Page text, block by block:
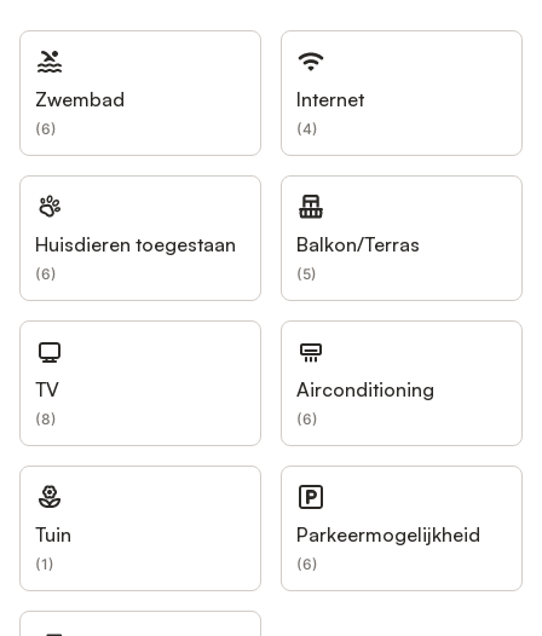
Zwembad
(6)
Internet
(4)
Huisdieren toegestaan
(6)
Balkon/Terras
(5)
TV
(8)
Airconditioning
(6)
Tuin
(1)
Parkeermogelijkheid
(6)